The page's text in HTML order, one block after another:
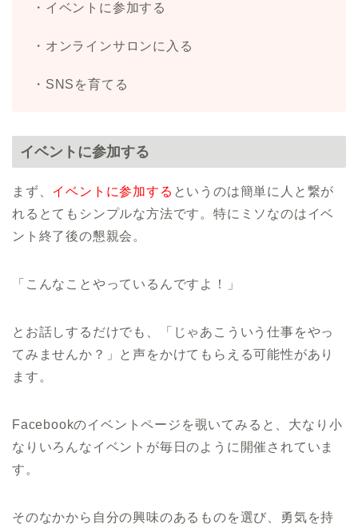
・イベントに参加する
・オンラインサロンに入る
・SNSを育てる
イベントに参加する
まず、 イベントに参加する というのは簡単に人と繋が
れるとてもシンプルな方法です。特にミソなのはイベ
ント終了後の懇親会。
「こんなことやっているんですよ！」
とお話しするだけでも、「じゃあこういう仕事をやっ
てみませんか？」と声をかけてもらえる可能性があり
ます。
Facebookのイベントページを覗いてみると、大なり小
なりいろんなイベントが毎日のように開催されていま
す。
そのなかから自分の興味のあるものを選び、勇気を持